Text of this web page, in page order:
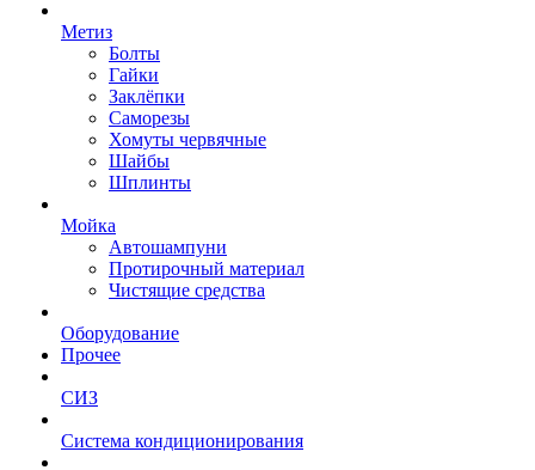
Метиз
Болты
Гайки
Заклёпки
Саморезы
Хомуты червячные
Шайбы
Шплинты
Мойка
Автошампуни
Протирочный материал
Чистящие средства
Оборудование
Прочее
СИЗ
Система кондиционирования